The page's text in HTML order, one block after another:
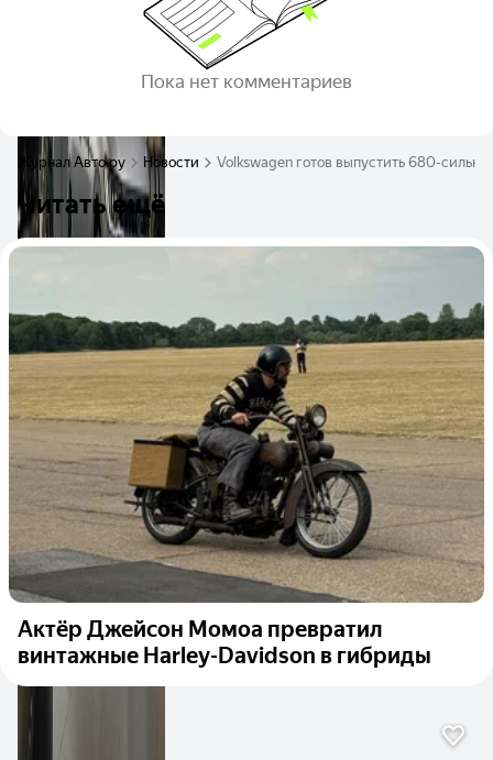
Пока нет комментариев
Журнал Авто.ру Новости Volkswagen готов выпустить 680-
Читать ещё
Актёр Джейсон Момоа превратил
винтажные Harley-Davidson в гибриды